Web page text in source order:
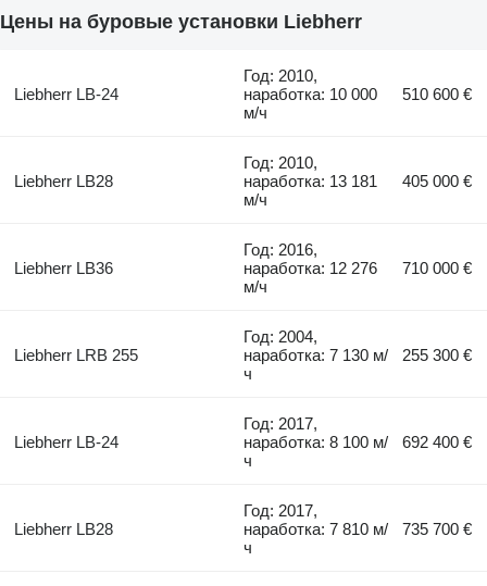
Цены на буровые установки Liebherr
Liebherr LB-24
Год: 2010,
наработка: 10 000
м/ч
510 600 €
Liebherr LB28
Год: 2010,
наработка: 13 181
м/ч
405 000 €
Liebherr LB36
Год: 2016,
наработка: 12 276
м/ч
710 000 €
Liebherr LRB 255
Год: 2004,
наработка: 7 130 м/
ч
255 300 €
Liebherr LB-24
Год: 2017,
наработка: 8 100 м/
ч
692 400 €
Liebherr LB28
Год: 2017,
наработка: 7 810 м/
ч
735 700 €